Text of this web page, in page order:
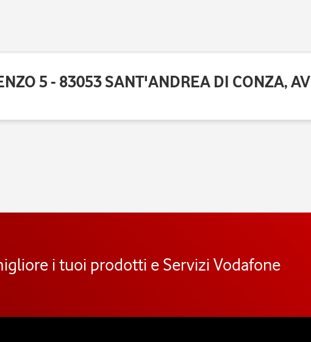
5 - 83053 SANT'ANDREA DI CONZA, AV
i tuoi prodotti e Servizi Vodafone